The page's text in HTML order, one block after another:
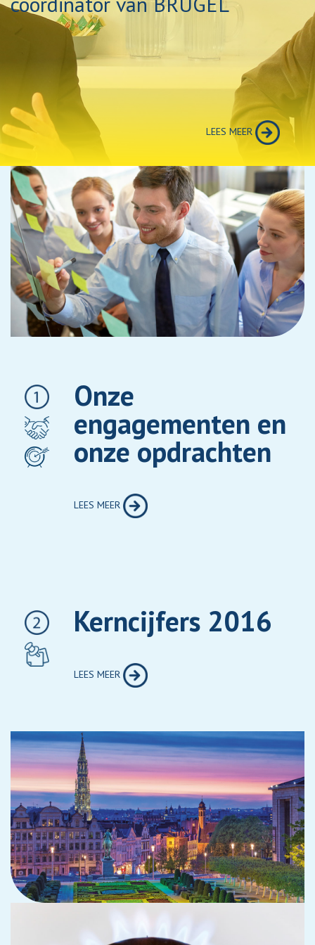
LEES MEER
Onze
engagementen en
onze opdrachten
LEES MEER
Kerncijfers 2016
LEES MEER